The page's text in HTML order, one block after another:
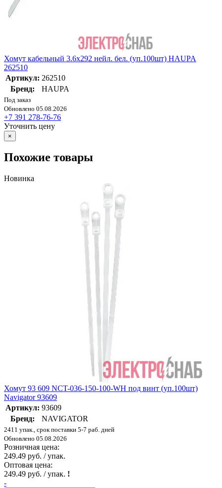
Хомут кабельный 3.6х292 нейл. бел. (уп.100шт) HAUPA
262510
Артикул: 262510
Бренд:
HAUPA
Под заказ
Обновлено 05.08.2026
+7 391 278-76-76
Уточнить цену
×
Похожие товары
Новинка
Хомут 93 609 NCT-036-150-100-WH под винт (уп.100шт)
Navigator 93609
Артикул: 93609
Бренд:
NAVIGATOR
2411 упак., срок поставки 5-7 раб. дней
Обновлено 05.08.2026
Розничная цена:
249.49 руб. / упак.
Оптовая цена:
249.49 руб. / упак. !
-